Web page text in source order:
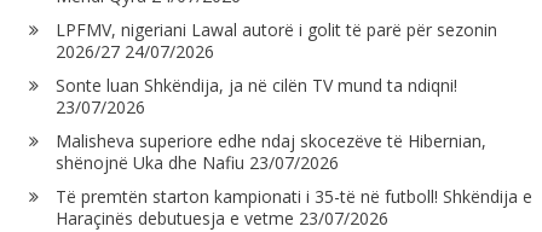
LPFMV, nigeriani Lawal autorë i golit të parë për sezonin
2026/27 24/07/2026
Sonte luan Shkëndija, ja në cilën TV mund ta ndiqni!
23/07/2026
Malisheva superiore edhe ndaj skocezëve të Hibernian,
shënojnë Uka dhe Nafiu 23/07/2026
Të premtën starton kampionati i 35-të në futboll! Shkëndija e
Haraçinës debutuesja e vetme 23/07/2026